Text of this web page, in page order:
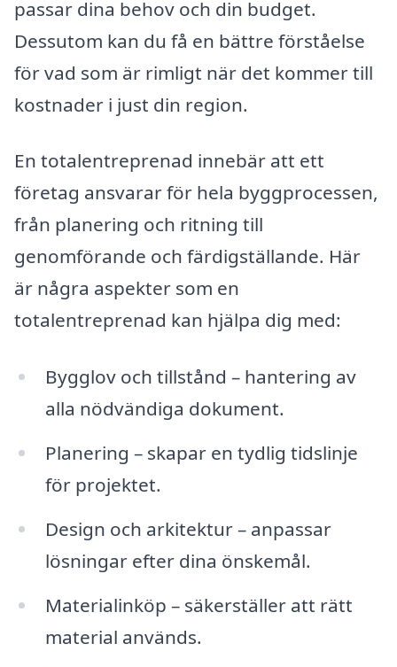
passar dina behov och din budget.
Dessutom kan du få en bättre förståelse
för vad som är rimligt när det kommer till
kostnader i just din region.
En totalentreprenad innebär att ett
företag ansvarar för hela byggprocessen,
från planering och ritning till
genomförande och färdigställande. Här
är några aspekter som en
totalentreprenad kan hjälpa dig med:
Bygglov och tillstånd – hantering av
alla nödvändiga dokument.
Planering – skapar en tydlig tidslinje
för projektet.
Design och arkitektur – anpassar
lösningar efter dina önskemål.
Materialinköp – säkerställer att rätt
material används.